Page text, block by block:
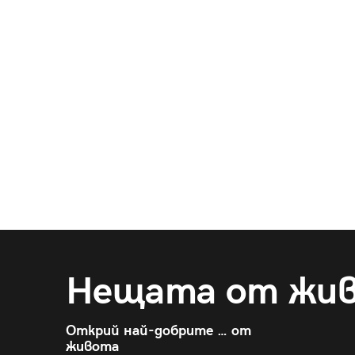
Нещата от
Открий най-добрите … от
живота